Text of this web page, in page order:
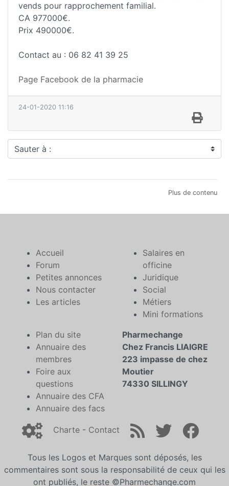
vends pour rapprochement familial.
CA 977000€.
Prix 490000€.
Contact au : 06 82 41 39 25
Page Facebook de la pharmacie
24-01-2020 11:16
Sauter à :
Plus de contenu
Accueil
Forum
Petites annonces
Nous contacter
Les articles
Salaires en
officine
Juridique
Social
Métiers
Mini formations
Plan du site
Annuaire des
membres
Foire aux
questions
Annuaire des CFA
Annuaire des facs
Pharmechange
Chez Francis LIAIGRE
223 impasse de chez
Moutier
74330 SILLINGY
Charte - Contact
Tous les Logos et Marques sont déposés, les
commentaires sont sous la responsabilité de ceux qui les
ont publiés, le reste ©Pharmechange.com